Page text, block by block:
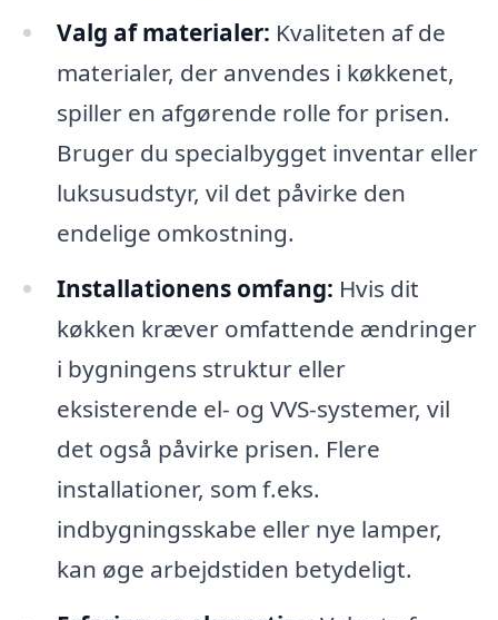
Valg af materialer: Kvaliteten af de
materialer, der anvendes i køkkenet,
spiller en afgørende rolle for prisen.
Bruger du specialbygget inventar eller
luksusudstyr, vil det påvirke den
endelige omkostning.
Installationens omfang: Hvis dit
køkken kræver omfattende ændringer
i bygningens struktur eller
eksisterende el- og VVS-systemer, vil
det også påvirke prisen. Flere
installationer, som f.eks.
indbygningsskabe eller nye lamper,
kan øge arbejdstiden betydeligt.